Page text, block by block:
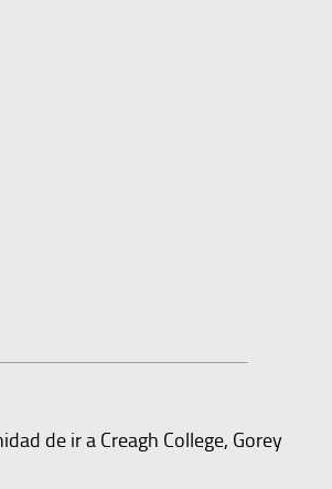
de ir a Creagh College, Gorey